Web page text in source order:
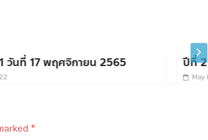
ปีที่ 2 ฉบับที่ 18 วันที่ 8 พฤษภาคม 2566
*